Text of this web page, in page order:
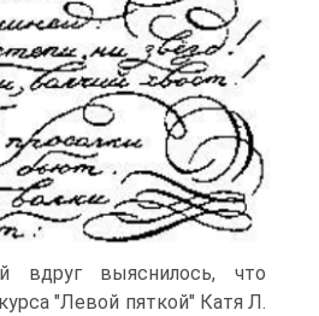
вдруг выяснилось, что
"Левой пяткой" Катя Л.